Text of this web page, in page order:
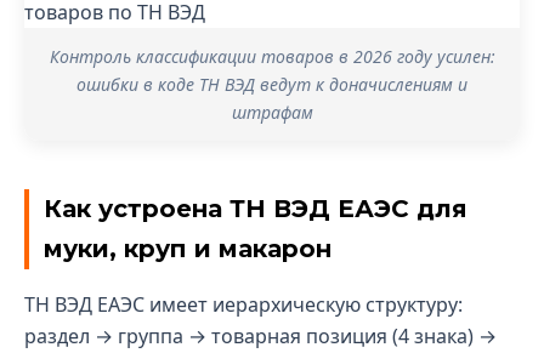
Контроль классификации товаров в 2026 году усилен:
ошибки в коде ТН ВЭД ведут к доначислениям и
штрафам
Как устроена ТН ВЭД ЕАЭС для
муки, круп и макарон
ТН ВЭД ЕАЭС имеет иерархическую структуру:
раздел → группа → товарная позиция (4 знака) →